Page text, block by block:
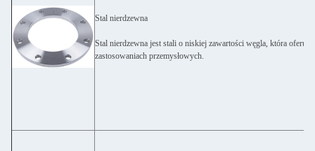
Stal nierdzewna
Stal nierdzewna jest stali o niskiej zawartości węgla, która
zastosowaniach przemysłowych.